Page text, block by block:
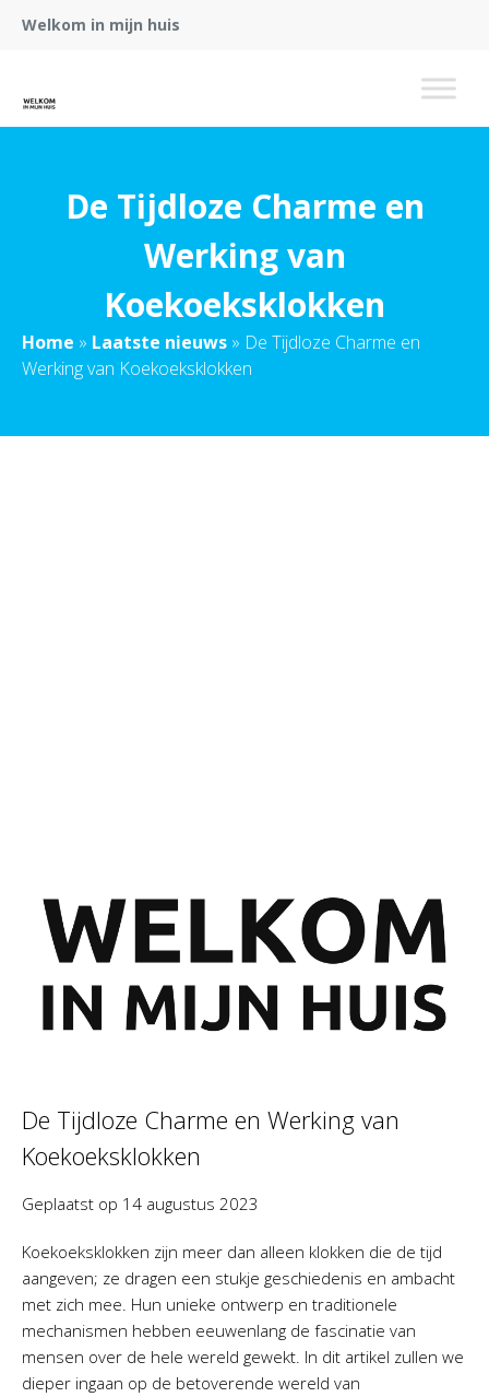
Welkom in mijn huis
De Tijdloze Charme en
Werking van
Koekoeksklokken
Home » Laatste nieuws » De Tijdloze Charme en
Werking van Koekoeksklokken
De Tijdloze Charme en Werking van
Koekoeksklokken
Geplaatst op 14 augustus 2023
Koekoeksklokken zijn meer dan alleen klokken die de tijd
aangeven; ze dragen een stukje geschiedenis en ambacht
met zich mee. Hun unieke ontwerp en traditionele
mechanismen hebben eeuwenlang de fascinatie van
mensen over de hele wereld gewekt. In dit artikel zullen we
dieper ingaan op de betoverende wereld van